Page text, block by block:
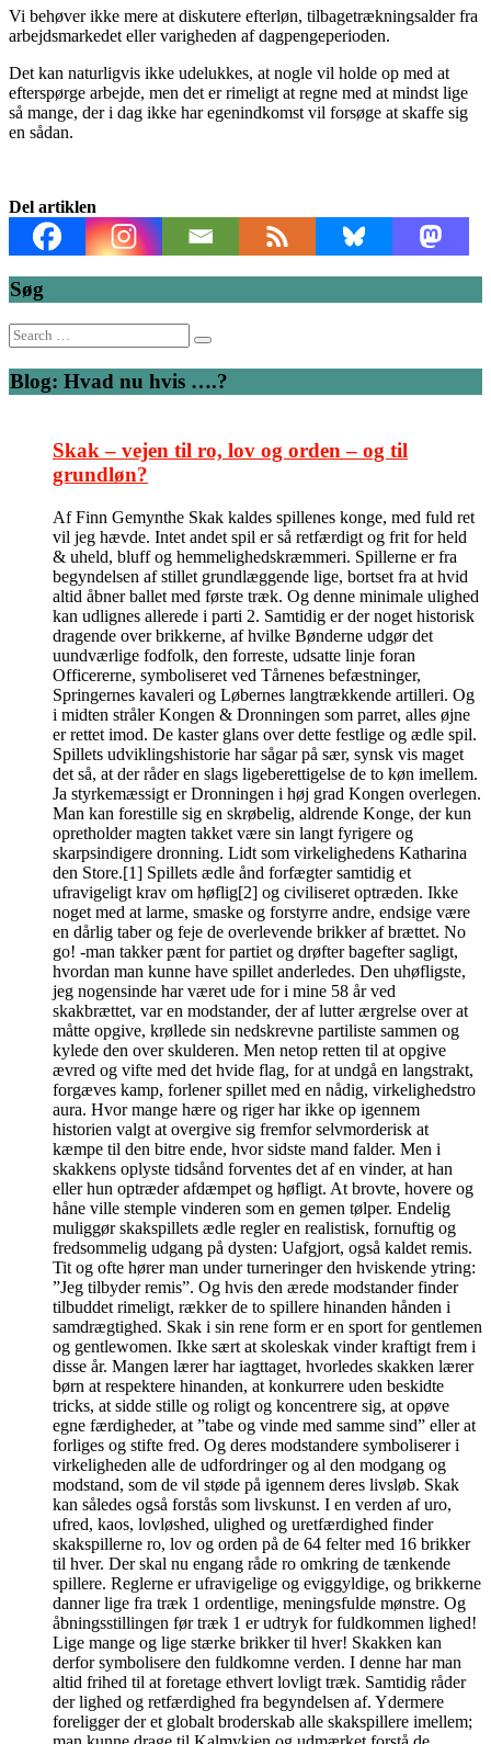
Vi behøver ikke mere at diskutere efterløn, tilbagetrækningsalder fra
arbejdsmarkedet eller varigheden af dagpengeperioden.
Det kan naturligvis ikke udelukkes, at nogle vil holde op med at
efterspørge arbejde, men det er rimeligt at regne med at mindst lige
så mange, der i dag ikke har egenindkomst vil forsøge at skaffe sig
en sådan.
Del artiklen
Søg
Search
for:
Blog: Hvad nu hvis ….?
Skak – vejen til ro, lov og orden – og til
grundløn?
Af Finn Gemynthe Skak kaldes spillenes konge, med fuld ret
vil jeg hævde. Intet andet spil er så retfærdigt og frit for held
& uheld, bluff og hemmelighedskræmmeri. Spillerne er fra
begyndelsen af stillet grundlæggende lige, bortset fra at hvid
altid åbner ballet med første træk. Og denne minimale ulighed
kan udlignes allerede i parti 2. Samtidig er der noget historisk
dragende over brikkerne, af hvilke Bønderne udgør det
uundværlige fodfolk, den forreste, udsatte linje foran
Officererne, symboliseret ved Tårnenes befæstninger,
Springernes kavaleri og Løbernes langtrækkende artilleri. Og
i midten stråler Kongen & Dronningen som parret, alles øjne
er rettet imod. De kaster glans over dette festlige og ædle spil.
Spillets udviklingshistorie har sågar på sær, synsk vis maget
det så, at der råder en slags ligeberettigelse de to køn imellem.
Ja styrkemæssigt er Dronningen i høj grad Kongen overlegen.
Man kan forestille sig en skrøbelig, aldrende Konge, der kun
opretholder magten takket være sin langt fyrigere og
skarpsindigere dronning. Lidt som virkelighedens Katharina
den Store.[1] Spillets ædle ånd forfægter samtidig et
ufravigeligt krav om høflig[2] og civiliseret optræden. Ikke
noget med at larme, smaske og forstyrre andre, endsige være
en dårlig taber og feje de overlevende brikker af brættet. No
go! -man takker pænt for partiet og drøfter bagefter sagligt,
hvordan man kunne have spillet anderledes. Den uhøfligste,
jeg nogensinde har været ude for i mine 58 år ved
skakbrættet, var en modstander, der af lutter ærgrelse over at
måtte opgive, krøllede sin nedskrevne partiliste sammen og
kylede den over skulderen. Men netop retten til at opgive
ævred og vifte med det hvide flag, for at undgå en langstrakt,
forgæves kamp, forlener spillet med en nådig, virkelighedstro
aura. Hvor mange hære og riger har ikke op igennem
historien valgt at overgive sig fremfor selvmorderisk at
kæmpe til den bitre ende, hvor sidste mand falder. Men i
skakkens oplyste tidsånd forventes det af en vinder, at han
eller hun optræder afdæmpet og høfligt. At brovte, hovere og
håne ville stemple vinderen som en gemen tølper. Endelig
muliggør skakspillets ædle regler en realistisk, fornuftig og
fredsommelig udgang på dysten: Uafgjort, også kaldet remis.
Tit og ofte hører man under turneringer den hviskende ytring:
”Jeg tilbyder remis”. Og hvis den ærede modstander finder
tilbuddet rimeligt, rækker de to spillere hinanden hånden i
samdrægtighed. Skak i sin rene form er en sport for gentlemen
og gentlewomen. Ikke sært at skoleskak vinder kraftigt frem i
disse år. Mangen lærer har iagttaget, hvorledes skakken lærer
børn at respektere hinanden, at konkurrere uden beskidte
tricks, at sidde stille og roligt og koncentrere sig, at opøve
egne færdigheder, at ”tabe og vinde med samme sind” eller at
forliges og stifte fred. Og deres modstandere symboliserer i
virkeligheden alle de udfordringer og al den modgang og
modstand, som de vil støde på igennem deres livsløb. Skak
kan således også forstås som livskunst. I en verden af uro,
ufred, kaos, lovløshed, ulighed og uretfærdighed finder
skakspillerne ro, lov og orden på de 64 felter med 16 brikker
til hver. Der skal nu engang råde ro omkring de tænkende
spillere. Reglerne er ufravigelige og eviggyldige, og brikkerne
danner lige fra træk 1 ordentlige, meningsfulde mønstre. Og
åbningsstillingen før træk 1 er udtryk for fuldkommen lighed!
Lige mange og lige stærke brikker til hver! Skakken kan
derfor symbolisere den fuldkomne verden. I denne har man
altid frihed til at foretage ethvert lovligt træk. Samtidig råder
der lighed og retfærdighed fra begyndelsen af. Ydermere
foreligger der et globalt broderskab alle skakspillere imellem;